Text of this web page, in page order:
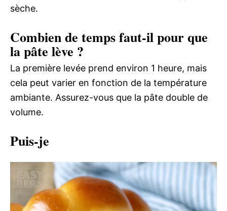
sèche.
Combien de temps faut-il pour que
la pâte lève ?
La première levée prend environ 1 heure, mais
cela peut varier en fonction de la température
ambiante. Assurez-vous que la pâte double de
volume.
Puis-je